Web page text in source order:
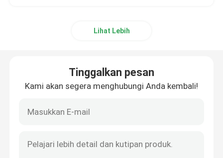
Lihat Lebih
Tinggalkan pesan
Kami akan segera menghubungi Anda kembali!